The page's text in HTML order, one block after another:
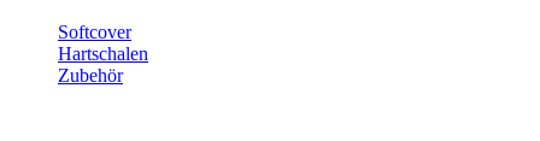
Softcover
Hartschalen
Zubehör